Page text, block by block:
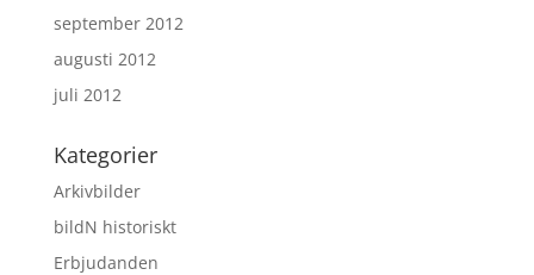
september 2012
augusti 2012
juli 2012
Kategorier
Arkivbilder
bildN historiskt
Erbjudanden